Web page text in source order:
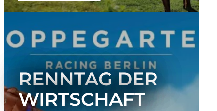
RENNTAG DER
WIRTSCHAFT